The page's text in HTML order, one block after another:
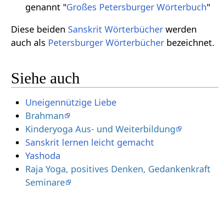
genannt "Großes Petersburger Wörterbuch"
Diese beiden Sanskrit Wörterbücher werden
auch als Petersburger Wörterbücher bezeichnet.
Siehe auch
Uneigennützige Liebe
Brahman
Kinderyoga Aus- und Weiterbildung
Sanskrit lernen leicht gemacht
Yashoda
Raja Yoga, positives Denken, Gedankenkraft
Seminare